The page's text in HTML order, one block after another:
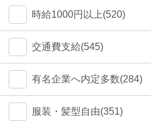
時給1000円以上(520)
交通費支給(545)
有名企業へ内定多数(284)
服装・髪型自由(351)